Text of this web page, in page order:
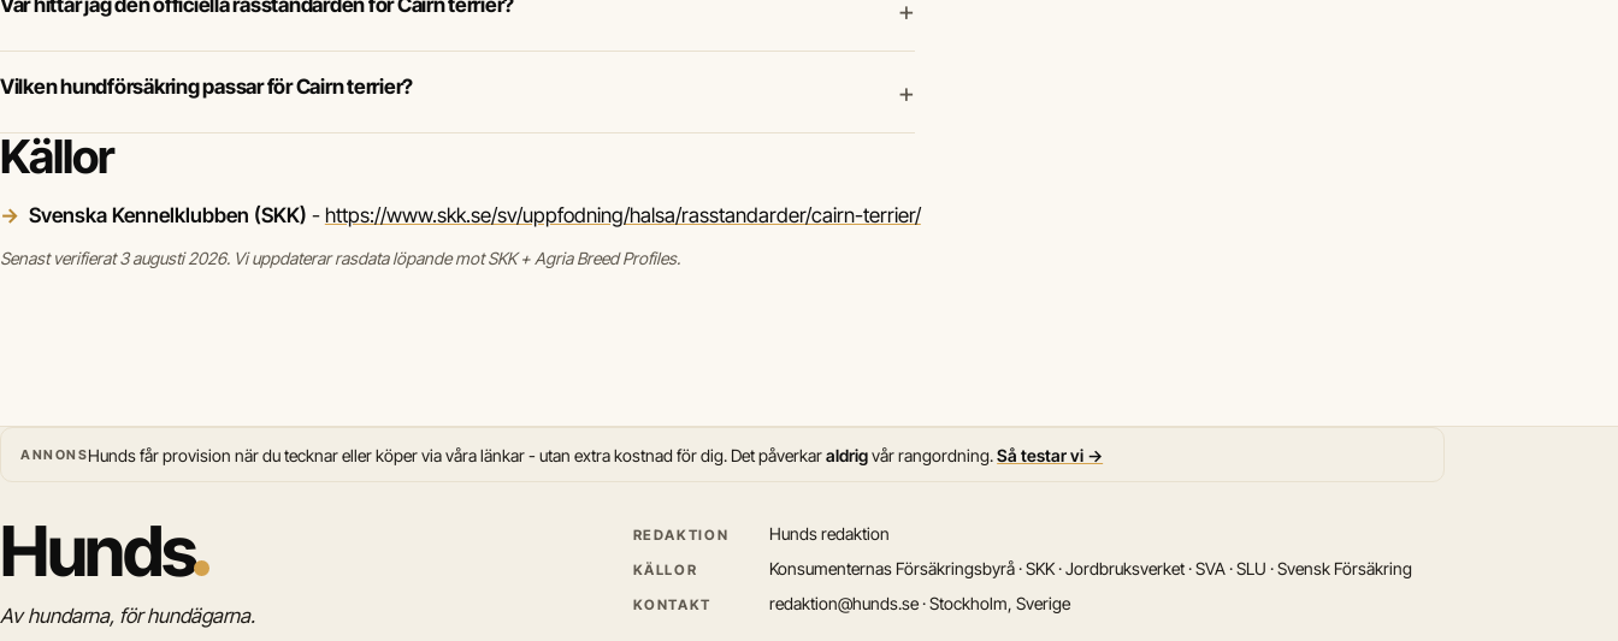
Var hittar jag den officiella rasstandarden för Cairn terrier? +
Vilken hundförsäkring passar för Cairn terrier? +
Källor
Svenska Kennelklubben (SKK) - https://www.skk.se/sv/uppfodning/halsa/rasstandarder/cairn-terrier/
Senast verifierat 3 augusti 2026. Vi uppdaterar rasdata löpande mot SKK + Agria Breed Profiles.
ANNONSHunds får provision när du tecknar eller köper via våra länkar - utan extra kostnad för dig. Det påverkaraldrigvår rangordning.Så testar vi →
Hunds
Av hundarna, för hundägarna.
REDAKTION Hunds redaktion
KÄLLOR Konsumenternas Försäkringsbyrå · SKK · Jordbruksverket · SVA · SLU · Svensk Försäkring
KONTAKT redaktion@hunds.se · Stockholm, Sverige